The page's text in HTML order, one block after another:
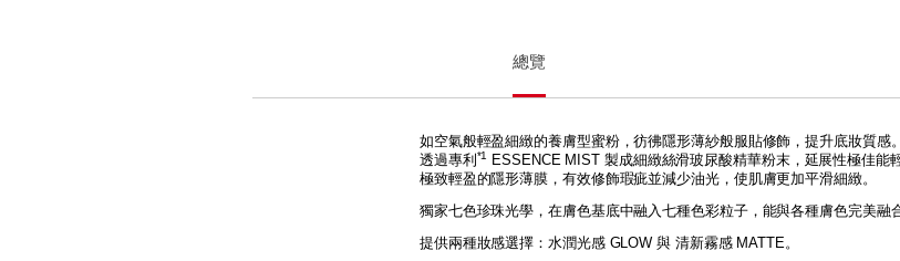
總覽
如空氣般輕盈細緻的養膚型蜜粉，彷彿隱形薄紗般服貼修飾，提升底妝質感。
透過專利 *1
ESSENCE MIST 製成細緻絲滑玻尿酸精華粉末，延展性極佳能
極致輕盈的隱形薄膜，有效修飾瑕疵並減少油光，使肌膚更加平滑細緻。
獨家七色珍珠光學，在膚色基底中融入七種色彩粒子，能與各種膚色完美融
提供兩種妝感選擇：水潤光感 GLOW 與 清新霧感 MATTE。